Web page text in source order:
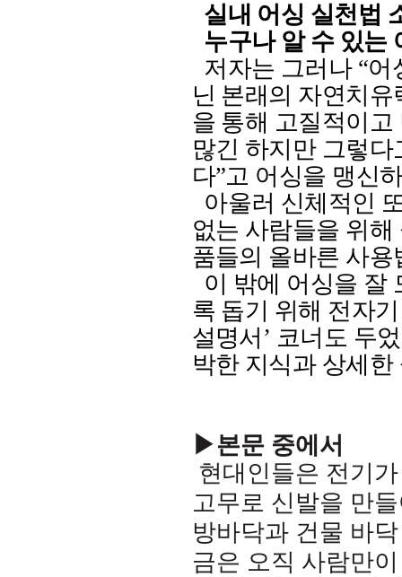
실내 어싱 실천법
누구나 알 수 있는
저자는 그러나 “어
닌 본래의 자연치
을 통해 고질적이
많긴 하지만 그렇
다”고 어싱을 맹신
아울러 신체적인
없는 사람들을 위
품들의 올바른 사
이 밖에 어싱을 잘
록 돕기 위해 전자
설명서 ’ 코너도 두
박한 지식과 상세
▶본문 중에서
현대인들은 전기
고무로 신발을 만
방바닥과 건물 바
금은 오직 사람만